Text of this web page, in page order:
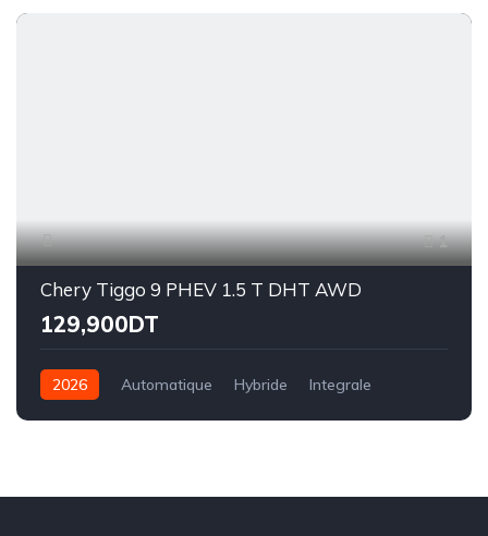
1
Chery Tiggo 9 PHEV 1.5 T DHT AWD
129,900DT
2026 Automatique Hybride Integrale